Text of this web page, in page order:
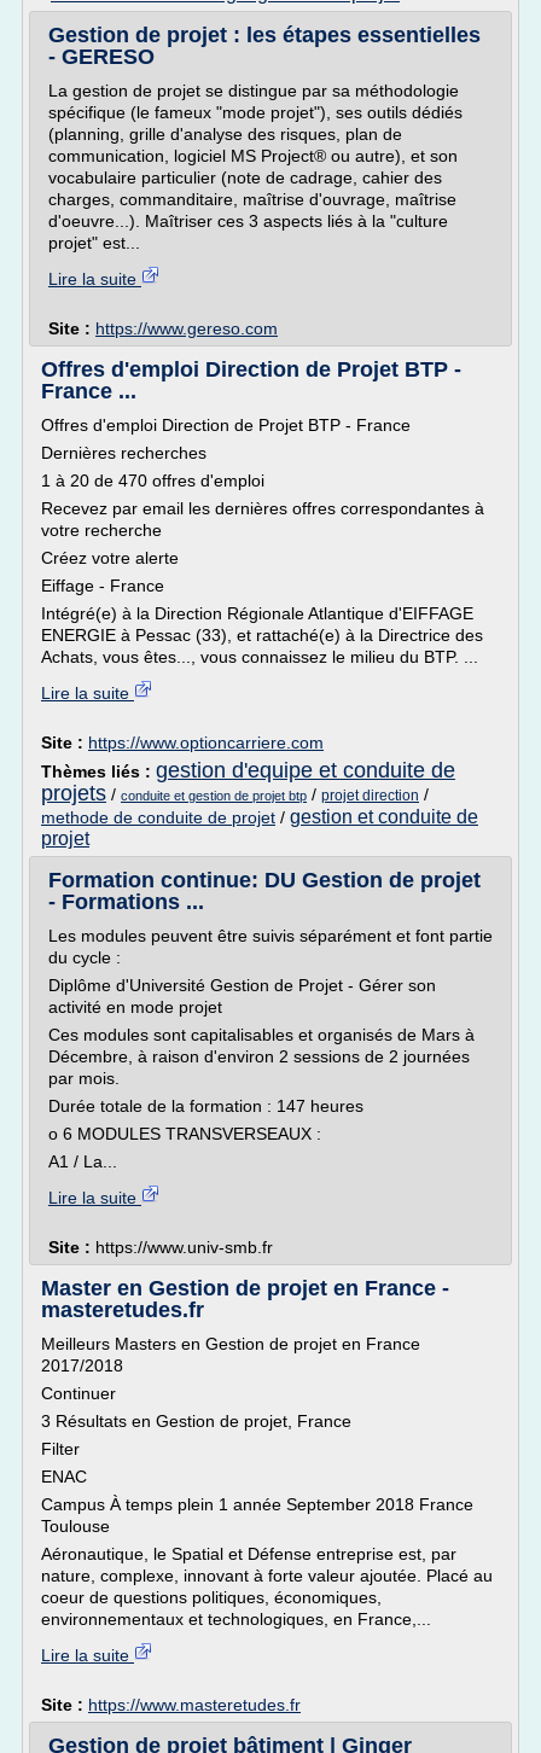
Gestion de projet : les étapes essentielles
- GERESO
La gestion de projet se distingue par sa méthodologie
spécifique (le fameux "mode projet"), ses outils dédiés
(planning, grille d'analyse des risques, plan de
communication, logiciel MS Project® ou autre), et son
vocabulaire particulier (note de cadrage, cahier des
charges, commanditaire, maîtrise d'ouvrage, maîtrise
d'oeuvre...). Maîtriser ces 3 aspects liés à la "culture
projet" est...
Lire la suite
Site : https://www.gereso.com
Offres d'emploi Direction de Projet BTP -
France ...
Offres d'emploi Direction de Projet BTP - France
Dernières recherches
1 à 20 de 470 offres d'emploi
Recevez par email les dernières offres correspondantes à
votre recherche
Créez votre alerte
Eiffage - France
Intégré(e) à la Direction Régionale Atlantique d'EIFFAGE
ENERGIE à Pessac (33), et rattaché(e) à la Directrice des
Achats, vous êtes..., vous connaissez le milieu du BTP. ...
Lire la suite
Site : https://www.optioncarriere.com
Thèmes liés : gestion d'equipe et conduite de
projets / conduite et gestion de projet btp / projet direction /
methode de conduite de projet / gestion et conduite de
projet
Formation continue: DU Gestion de projet
- Formations ...
Les modules peuvent être suivis séparément et font partie
du cycle :
Diplôme d'Université Gestion de Projet - Gérer son
activité en mode projet
Ces modules sont capitalisables et organisés de Mars à
Décembre, à raison d'environ 2 sessions de 2 journées
par mois.
Durée totale de la formation : 147 heures
o 6 MODULES TRANSVERSEAUX :
A1 / La...
Lire la suite
Site : https://www.univ-smb.fr
Master en Gestion de projet en France -
masteretudes.fr
Meilleurs Masters en Gestion de projet en France
2017/2018
Continuer
3 Résultats en Gestion de projet, France
Filter
ENAC
Campus À temps plein 1 année September 2018 France
Toulouse
Aéronautique, le Spatial et Défense entreprise est, par
nature, complexe, innovant à forte valeur ajoutée. Placé au
coeur de questions politiques, économiques,
environnementaux et technologiques, en France,...
Lire la suite
Site : https://www.masteretudes.fr
Gestion de projet bâtiment | Ginger